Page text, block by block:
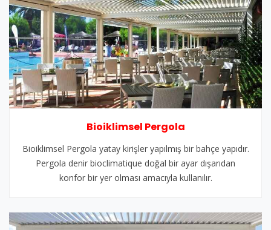
Bioiklimsel Pergola
Bioiklimsel Pergola yatay kirişler yapılmış bir bahçe yapıdır.
Pergola denir bioclimatique doğal bir ayar dışarıdan
konfor bir yer olması amacıyla kullanılır.